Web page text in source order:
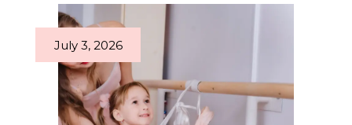
July 3, 2026